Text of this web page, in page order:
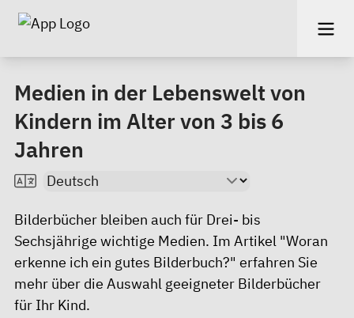
Medien in der Lebenswelt von
Kindern im Alter von 3 bis 6
Jahren
Bilderbücher bleiben auch für Drei- bis
Sechsjährige wichtige Medien. Im Artikel "Woran
erkenne ich ein gutes Bilderbuch?" erfahren Sie
mehr über die Auswahl geeigneter Bilderbücher
für Ihr Kind.